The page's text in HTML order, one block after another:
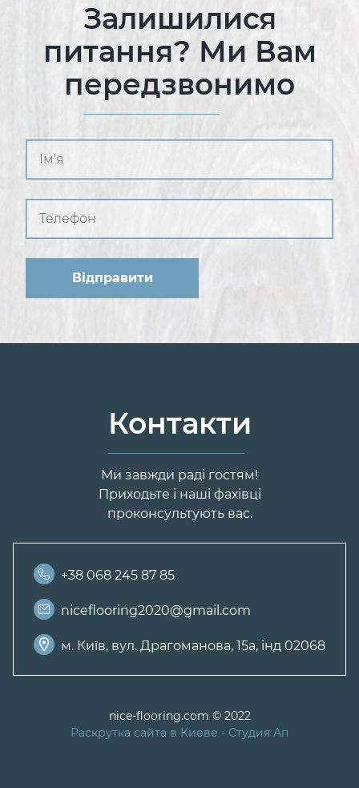
Залишилися
питання? Ми Вам
передзвонимо
Контакти
Ми завжди раді гостям!
Приходьте і наші фахівці
проконсультують вас.
+38 068 245 87 85
niceflooring2020@gmail.com
м. Київ, вул. Драгоманова, 15а, інд 02068
nice-flooring.com © 2022
Раскрутка сайта в Киеве - Студия Ап